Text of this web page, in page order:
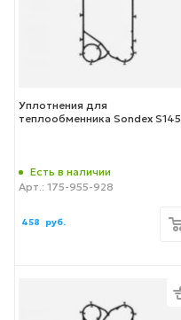
Уплотнения для
теплообменника Sondex S145
Есть в наличии
Арт.: 175-955-928
458 руб.